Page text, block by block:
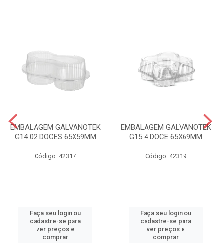
EMBALAGEM GALVANOTEK
G14 02 DOCES 65X59MM
Código: 42317
Faça seu login ou
cadastre-se para
ver preços e
comprar
EMBALAGEM GALVANOTEK
G15 4 DOCE 65X69MM
Código: 42319
Faça seu login ou
cadastre-se para
ver preços e
comprar